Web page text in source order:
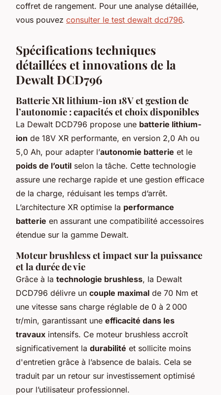
coffret de rangement. Pour une analyse détaillée,
vous pouvez consulter le test dewalt dcd796.
Spécifications techniques
détaillées et innovations de la
Dewalt DCD796
Batterie XR lithium-ion 18V et gestion de
l’autonomie : capacités et choix disponibles
La Dewalt DCD796 propose une batterie lithium-
ion de 18V XR performante, en version 2,0 Ah ou
5,0 Ah, pour adapter l’autonomie batterie et le
poids de l’outil selon la tâche. Cette technologie
assure une recharge rapide et une gestion efficace
de la charge, réduisant les temps d’arrêt.
L’architecture XR optimise la performance
batterie en assurant une compatibilité accessoires
étendue sur la gamme Dewalt.
Moteur brushless et impact sur la puissance
et la durée de vie
Grâce à la technologie brushless, la Dewalt
DCD796 délivre un couple maximal de 70 Nm et
une vitesse sans charge réglable de 0 à 2 000
tr/min, garantissant une efficacité dans les
travaux intensifs. Ce moteur brushless accroît
significativement la durabilité et sollicite moins
d'entretien grâce à l’absence de balais. Cela se
traduit par un retour sur investissement optimisé
pour l’utilisateur professionnel.